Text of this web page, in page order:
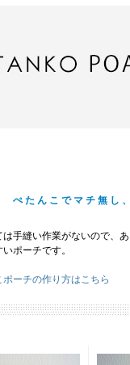
ぺたんこでマチ無し
は手縫い作業がないので、
ポーチです。
ポーチの作り方はこちら